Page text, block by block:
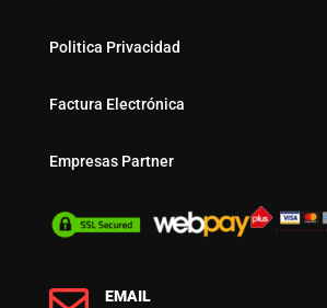
Politica Privacidad
Factura Electrónica
Empresas Partner
EMAIL